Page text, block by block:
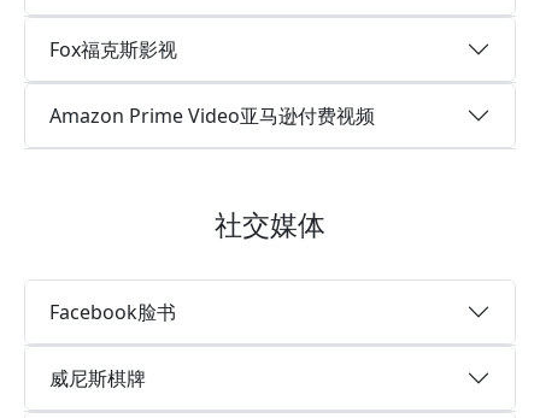
Fox福克斯影视
Amazon Prime Video亚马逊付费视频
社交媒体
Facebook脸书
威尼斯棋牌